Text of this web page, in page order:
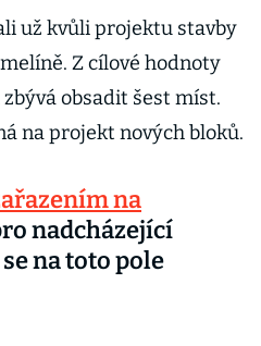
už kvůli projektu stavby
Z cílové hodnoty
obsadit šest míst.
na projekt nových bloků.
na
nadcházející
na toto pole